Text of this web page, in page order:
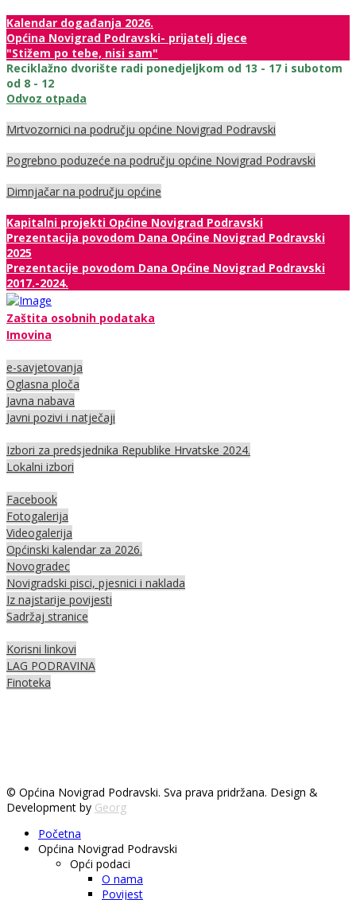
Kalendar događanja 2026.
Općina Novigrad Podravski- prijatelj djece
"Stižem po tebe, nisi sam"
Reciklažno dvorište radi ponedjeljkom od 13 - 17 i subotom
od 8 - 12
Odvoz otpada
Mrtvozornici na području općine Novigrad Podravski
Pogrebno poduzeće na području općine Novigrad Podravski
Dimnjačar na području općine
Kapitalni projekti Općine Novigrad Podravski
Prezentacija povodom Dana Općine Novigrad Podravski
2025
Prezentacije povodom Dana Općine Novigrad Podravski
2017.-2024.
Zaštita osobnih podataka
Imovina
e-savjetovanja
Oglasna ploča
Javna nabava
Javni pozivi i natječaji
Izbori za predsjednika Republike Hrvatske 2024.
Lokalni izbori
Facebook
Fotogalerija
Videogalerija
Općinski kalendar za 2026.
Novogradec
Novigradski pisci, pjesnici i naklada
Iz najstarije povijesti
Sadržaj stranice
Korisni linkovi
LAG PODRAVINA
Finoteka
© Općina Novigrad Podravski. Sva prava pridržana. Design &
Development by Georg
Početna
Općina Novigrad Podravski
Opći podaci
O nama
Povijest